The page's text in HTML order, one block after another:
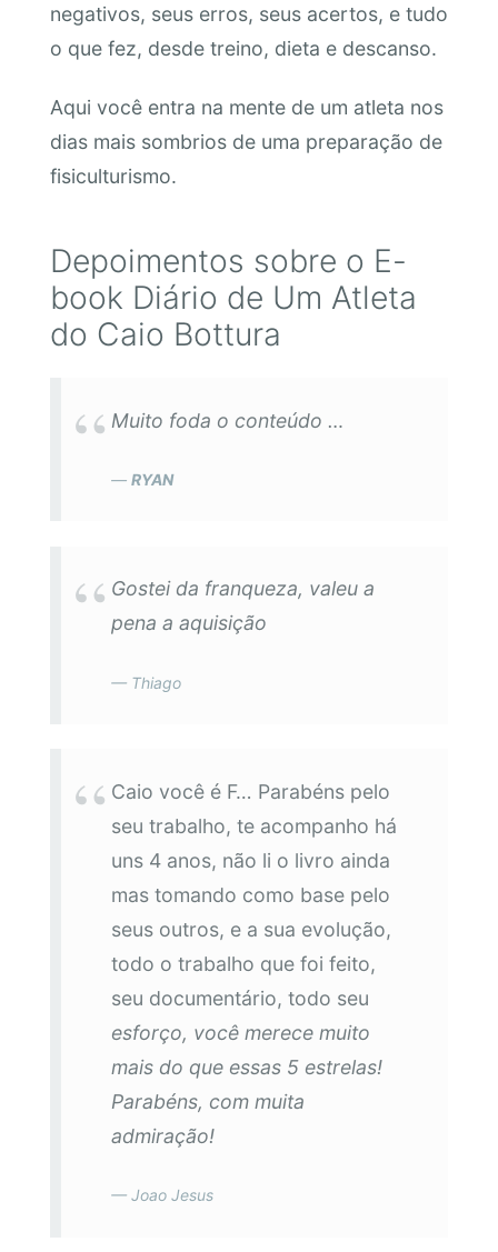
negativos, seus erros, seus acertos, e tudo
o que fez, desde treino, dieta e descanso.
Aqui você entra na mente de um atleta nos
dias mais sombrios de uma preparação de
fisiculturismo.
Depoimentos sobre o E-
book Diário de Um Atleta
do Caio Bottura
Muito foda o conteúdo …
RYAN
Gostei da franqueza, valeu a
pena a aquisição
Thiago
Caio você é F… Parabéns pelo
seu trabalho, te acompanho há
uns 4 anos, não li o livro ainda
mas tomando como base pelo
seus outros, e a sua evolução,
todo o trabalho que foi feito,
seu documentário, todo seu
esforço, você merece muito
mais do que essas 5 estrelas!
Parabéns, com muita
admiração!
Joao Jesus